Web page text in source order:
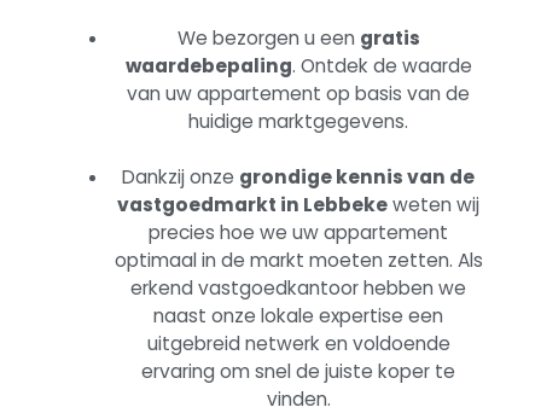
We bezorgen u een gratis
waardebepaling. Ontdek de waarde
van uw appartement op basis van de
huidige marktgegevens.
Dankzij onze grondige kennis van de
vastgoedmarkt in Lebbekeweten wij
precies hoe we uw appartement
optimaal in de markt moeten zetten. Als
erkend vastgoedkantoor hebben we
naast onze lokale expertise een
uitgebreid netwerk en voldoende
ervaring om snel de juiste koper te
vinden.